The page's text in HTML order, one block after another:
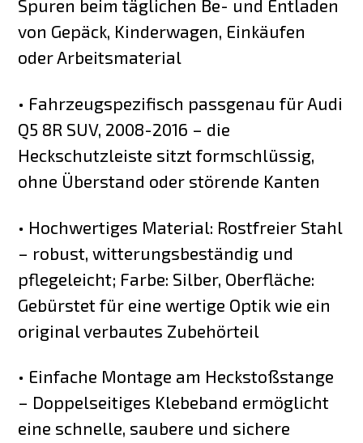
Spuren beim täglichen Be- und Entladen
von Gepäck, Kinderwagen, Einkäufen
oder Arbeitsmaterial
• Fahrzeugspezifisch passgenau für Audi
Q5 8R SUV, 2008-2016 – die
Heckschutzleiste sitzt formschlüssig,
ohne Überstand oder störende Kanten
• Hochwertiges Material: Rostfreier Stahl
– robust, witterungsbeständig und
pflegeleicht; Farbe: Silber, Oberfläche:
Gebürstet für eine wertige Optik wie ein
original verbautes Zubehörteil
• Einfache Montage am Heckstoßstange
– Doppelseitiges Klebeband ermöglicht
eine schnelle, saubere und sichere